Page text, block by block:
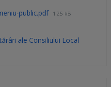
public.pdf 125 kB
ale Consiliului Local